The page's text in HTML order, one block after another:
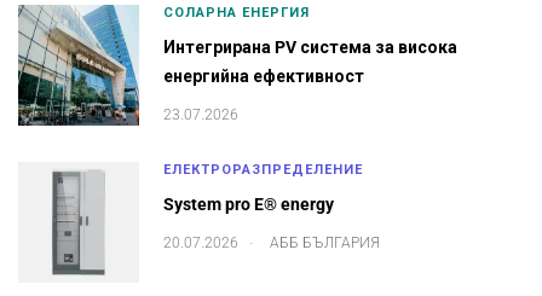
СОЛАРНА ЕНЕРГИЯ
Интегрирана PV система за висока
енергийна ефективност
23.07.2026
ЕЛЕКТРОРАЗПРЕДЕЛЕНИЕ
System pro E® energy
20.07.2026 АББ БЪЛГАРИЯ